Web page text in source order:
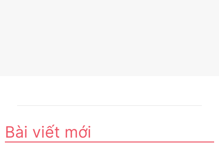
Bài viết mới